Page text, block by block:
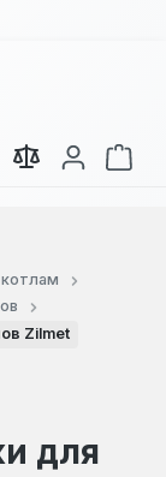
вас есть товары
В
котлам
Zilmet
для